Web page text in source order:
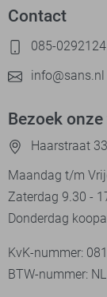
Contact
085-0292124
info@sans.nl
Bezoek onze
Haarstraat
Maandag t/m
Zaterdag 9.30 -
Donderdag
KvK-nummer:
BTW-nummer: